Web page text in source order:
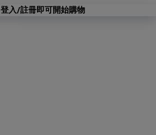
登入/註冊即可開始購物